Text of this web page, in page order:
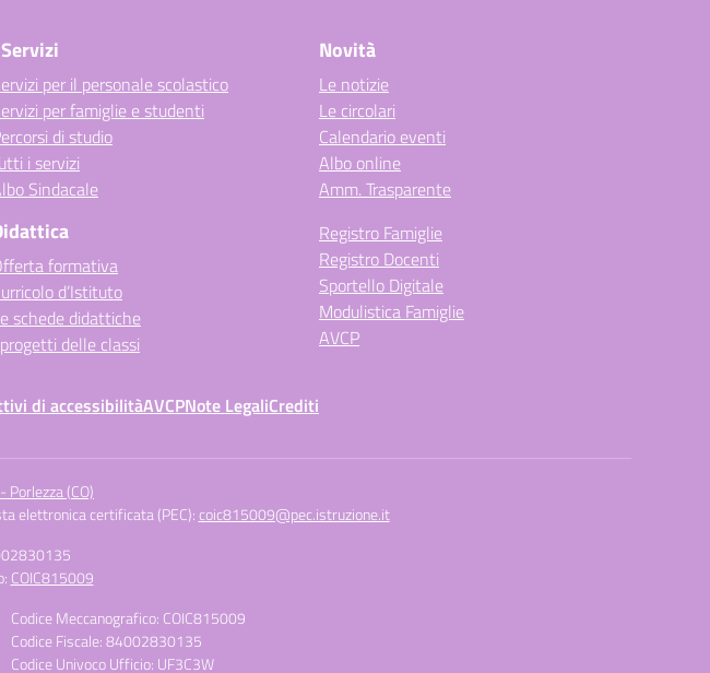
per il personale scolastico
per famiglie e studenti
di studio
i servizi
Sindacale
formativa
d’Istituto
schede didattiche
delle classi
Novità
Le notizie
Le circolari
Calendario eventi
Albo online
Amm. Trasparente
Registro Famiglie
Registro Docenti
Sportello Digitale
Modulistica Famiglie
AVCP
di accessibilitàAVCPNote LegaliCrediti
Porlezza (CO)
elettronica certificata (PEC):coic815009@pec.istruzione.it
COIC815009
Codice Meccanografico: COIC815009
Codice Fiscale: 84002830135
Codice Univoco Ufficio: UF3C3W